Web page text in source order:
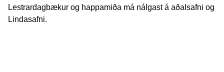
Lestrardagbækur og happamiða má nálgast á aðalsafni og
Lindasafni.